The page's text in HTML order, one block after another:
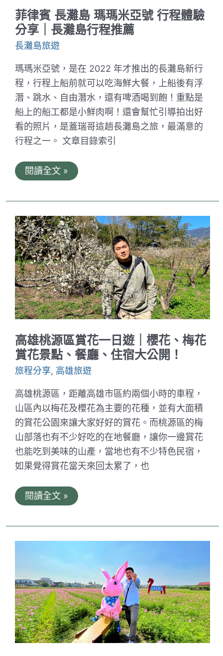
體
驗
分
享
｜
灘
島
行
推
薦
菲律賓 長灘島 瑪瑪米亞號 行程體驗
分享｜長灘島行程推薦
長灘島旅遊
瑪瑪米亞號，是在 2022 年才推出的長灘島新行
程，行程上船前就可以吃海鮮大餐，上船後有浮
潛、跳水、自由潛水，還有啤酒喝到飽！重點是
船上的船工都是小鮮肉啊！還會幫忙引導拍出好
看的照片，是蓋瑞哥這趟長灘島之旅，最滿意的
行程之一。 文章目錄索引
菲
律
島
瑪
瑪
米
亞
號
行
程
體
驗
分
享
｜
長
灘
島
行
程
推
閱讀全文 »
高雄桃源區賞花一日遊｜櫻花、梅花
賞花景點、餐廳、住宿大公開！
旅程分享, 高雄旅遊
高雄桃源區，距離高雄市區約兩個小時的車程，
山區內以梅花及櫻花為主要的花種，並有大面積
的賞花公園來讓大家好好的賞花。而桃源區的梅
山部落也有不少好吃的在地餐廳，讓你一邊賞花
也能吃到美味的山產，當地也有不少特色民宿，
如果覺得賞花當天來回太累了，也
高
雄
賞
遊
｜
櫻
花、
梅
花
賞
花
閱讀全文 »